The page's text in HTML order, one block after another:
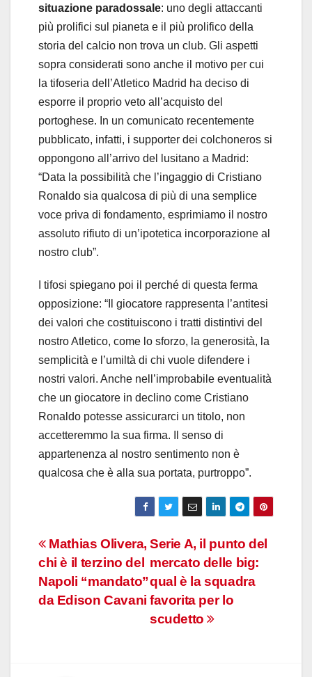
situazione paradossale: uno degli attaccanti
più prolifici sul pianeta e il più prolifico della
storia del calcio non trova un club. Gli aspetti
sopra considerati sono anche il motivo per cui
la tifoseria dell’Atletico Madrid ha deciso di
esporre il proprio veto all’acquisto del
portoghese. In un comunicato recentemente
pubblicato, infatti, i supporter dei colchoneros si
oppongono all’arrivo del lusitano a Madrid:
“Data la possibilità che l’ingaggio di Cristiano
Ronaldo sia qualcosa di più di una semplice
voce priva di fondamento, esprimiamo il nostro
assoluto rifiuto di un’ipotetica incorporazione al
nostro club”.
I tifosi spiegano poi il perché di questa ferma
opposizione: “Il giocatore rappresenta l’antitesi
dei valori che costituiscono i tratti distintivi del
nostro Atletico, come lo sforzo, la generosità, la
semplicità e l’umiltà di chi vuole difendere i
nostri valori. Anche nell’improbabile eventualità
che un giocatore in declino come Cristiano
Ronaldo potesse assicurarci un titolo, non
accetteremmo la sua firma. Il senso di
appartenenza al nostro sentimento non è
qualcosa che è alla sua portata, purtroppo”.
Navigazione
articoli
Serie A, il punto del
mercato delle big:
qual è la squadra
favorita per lo
scudetto
Mathias Olivera,
chi è il terzino del
Napoli “mandato”
da Edison Cavani